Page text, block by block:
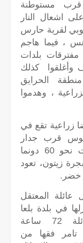
قرب مستوطنة
اشعال النار
لقرية حارس
، فيما هاجم
بلدات
وأغلقوا كذلك
الحرايق
، وهدموا
زراعية تقع في
قرب جدار
الفصل والتوسع العنصري، طالت نحو 60 دونما
واقتلعت ما يقارب 300 شجرة زيتون، تعود
خضر.
المعتقل
في بلدة بلعا
شرق طولكرم ومنحت العائلة 72 ساعة
تامر فقها من